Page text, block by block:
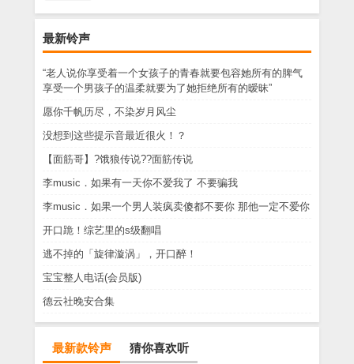
最新铃声
“老人说你享受着一个女孩子的青春就要包容她所有的脾气
享受一个男孩子的温柔就要为了她拒绝所有的暧昧”
愿你千帆历尽，不染岁月风尘
没想到这些提示音最近很火！？
【面筋哥】?饿狼传说??面筋传说
李music．如果有一天你不爱我了 不要骗我
李music．如果一个男人装疯卖傻都不要你 那他一定不爱你
开口跪！综艺里的s级翻唱
逃不掉的「旋律漩涡」，开口醉！
宝宝整人电话(会员版)
德云社晚安合集
最新款铃声 猜你喜欢听